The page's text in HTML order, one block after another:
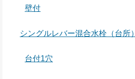
壁付
シングルレバー混合水栓（台所）
台付1穴